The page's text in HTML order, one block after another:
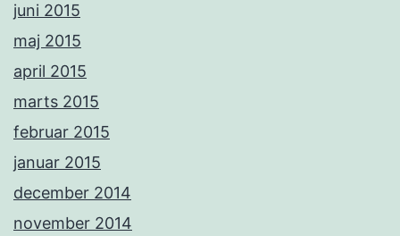
juni 2015
maj 2015
april 2015
marts 2015
februar 2015
januar 2015
december 2014
november 2014